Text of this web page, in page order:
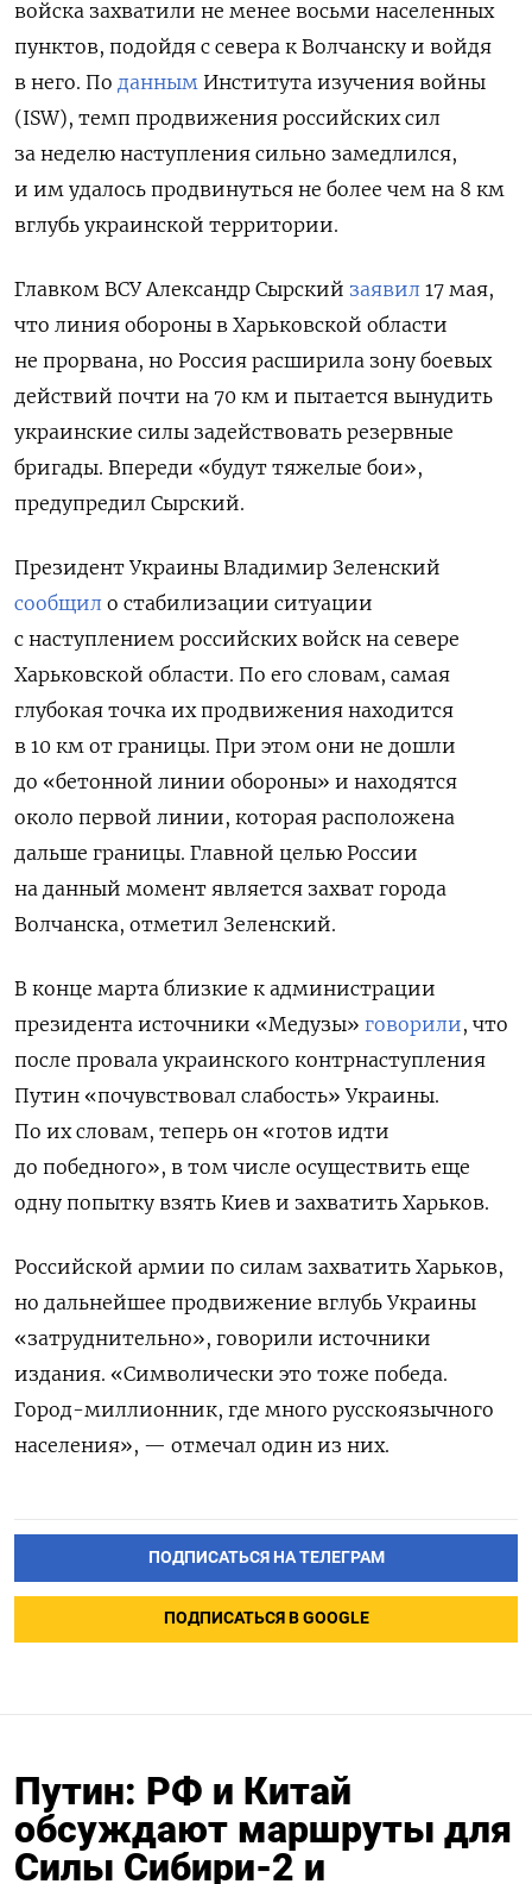
войска захватили не менее восьми населенных
пунктов, подойдя с севера к Волчанску и войдя
в него. По данным Института изучения войны
(ISW), темп продвижения российских сил
за неделю наступления сильно замедлился,
и им удалось продвинуться не более чем на 8 км
вглубь украинской территории.
Главком ВСУ Александр Сырский заявил 17 мая,
что линия обороны в Харьковской области
не прорвана, но Россия расширила зону боевых
действий почти на 70 км и пытается вынудить
украинские силы задействовать резервные
бригады. Впереди «будут тяжелые бои»,
предупредил Сырский.
Президент Украины Владимир Зеленский
сообщил о стабилизации ситуации
с наступлением российских войск на севере
Харьковской области. По его словам, самая
глубокая точка их продвижения находится
в 10 км от границы. При этом они не дошли
до «бетонной линии обороны» и находятся
около первой линии, которая расположена
дальше границы. Главной целью России
на данный момент является захват города
Волчанска, отметил Зеленский.
В конце марта близкие к администрации
президента источники «Медузы» говорили, что
после провала украинского контрнаступления
Путин «почувствовал слабость» Украины.
По их словам, теперь он «готов идти
до победного», в том числе осуществить еще
одну попытку взять Киев и захватить Харьков.
Российской армии по силам захватить Харьков,
но дальнейшее продвижение вглубь Украины
«затруднительно», говорили источники
издания. «Символически это тоже победа.
Город-миллионник, где много русскоязычного
населения», — отмечал один из них.
ПОДПИСАТЬСЯ НА ТЕЛЕГРАМ
ПОДПИСАТЬСЯ В GOOGLE
Путин: РФ и Китай
обсуждают маршруты для
Силы Сибири-2 и